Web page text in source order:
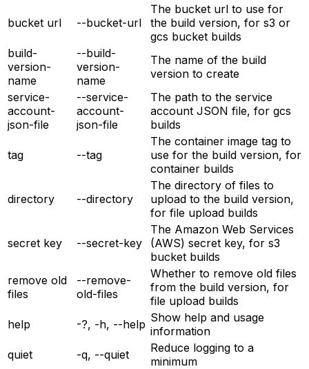
bucket url --bucket-url
The bucket url to use for
the build version, for s3 or
gcs bucket builds
build-
version-
name
--build-
version-
name
The name of the build
version to create
service-
account-
json-file
--service-
account-
json-file
The path to the service
account JSON file, for gcs
builds
tag --tag
The container image tag to
use for the build version, for
container builds
directory --directory
The directory of files to
upload to the build version,
for file upload builds
secret key --secret-key
The Amazon Web Services
(AWS) secret key, for s3
bucket builds
remove old
files
--remove-
old-files
Whether to remove old files
from the build version, for
file upload builds
help
-?, -h, --help Show help and usage
information
quiet
-q, --quiet
Reduce logging to a
minimum